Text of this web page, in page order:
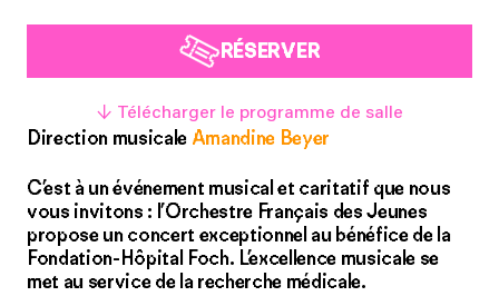
RÉSERVER
↓ Télécharger le programme de salle
Direction musicale Amandine Beyer
C’est à un événement musical et caritatif que nous
vous invitons : l’Orchestre Français des Jeunes
propose un concert exceptionnel au bénéfice de la
Fondation-Hôpital Foch. L’excellence musicale se
met au service de la recherche médicale.